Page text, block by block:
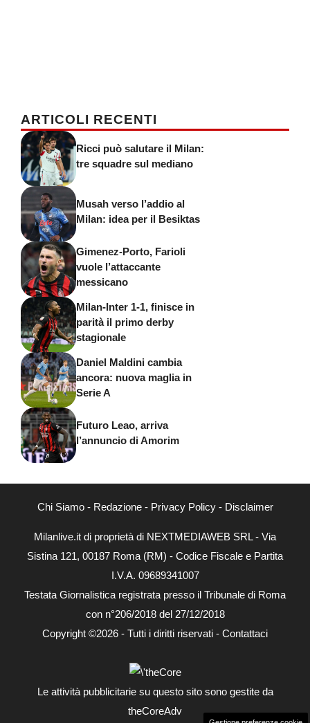
ARTICOLI RECENTI
Ricci può salutare il Milan:
tre squadre sul mediano
Musah verso l’addio al
Milan: idea per il Besiktas
Gimenez-Porto, Farioli
vuole l’attaccante
messicano
Milan-Inter 1-1, finisce in
parità il primo derby
stagionale
Daniel Maldini cambia
ancora: nuova maglia in
Serie A
Futuro Leao, arriva
l’annuncio di Amorim
Chi Siamo- Redazione- Privacy Policy- Disclaimer
Milanlive.it di proprietà di NEXTMEDIAWEB SRL - Via
Sistina 121, 00187 Roma (RM) - Codice Fiscale e Partita
I.V.A. 09689341007
Testata Giornalistica registrata presso il Tribunale di Roma
con n°206/2018 del 27/12/2018
Copyright ©2026 - Tutti i diritti riservati - Contattaci
Le attività pubblicitarie su questo sito sono gestite da
theCoreAdv